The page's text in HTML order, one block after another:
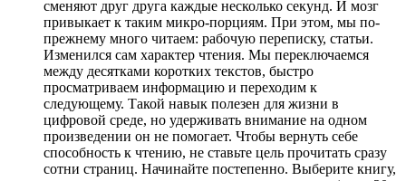
сменяют друг друга каждые несколько секунд. И мозг
привыкает к таким микро-порциям. При этом, мы по-
прежнему много читаем: рабочую переписку, статьи.
Изменился сам характер чтения. Мы переключаемся
между десятками коротких текстов, быстро
просматриваем информацию и переходим к
следующему. Такой навык полезен для жизни в
цифровой среде, но удерживать внимание на одном
произведении он не помогает. Чтобы вернуть себе
способность к чтению, не ставьте цель прочитать сразу
сотни страниц. Начинайте постепенно. Выберите книгу,